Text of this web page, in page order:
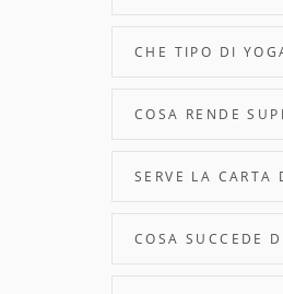
CHE TIPO DI
COSA RENDE
SERVE LA CARTA
COSA SUCCEDE